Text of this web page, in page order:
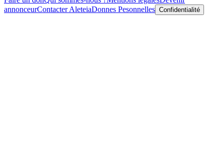
annonceurContacter AleteiaDonnes Pesonnelles Confidentialité